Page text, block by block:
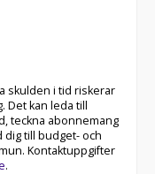
skulden i tid riskerar
Det kan leda till
teckna abonnemang
dig till budget- och
Kontaktuppgifter
.